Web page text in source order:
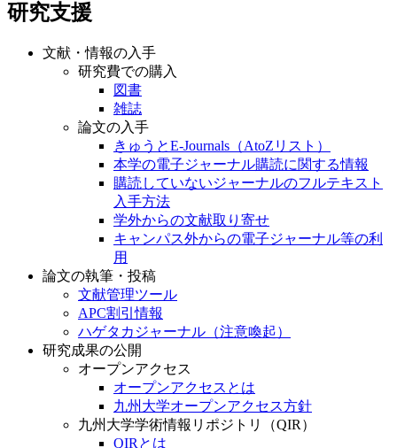
研究支援
文献・情報の入手
研究費での購入
図書
雑誌
論文の入手
きゅうとE-Journals（AtoZリスト）
本学の電子ジャーナル購読に関する情報
購読していないジャーナルのフルテキスト
入手方法
学外からの文献取り寄せ
キャンパス外からの電子ジャーナル等の利
用
論文の執筆・投稿
文献管理ツール
APC割引情報
ハゲタカジャーナル（注意喚起）
研究成果の公開
オープンアクセス
オープンアクセスとは
九州大学オープンアクセス方針
九州大学学術情報リポジトリ（QIR）
QIRとは